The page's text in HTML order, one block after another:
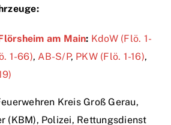
am Main: KdoW (Flö. 1-
1-66),AB-S/P, PKW (Flö. 1-16),
Kreis Groß Gerau,
(KBM), Polizei, Rettungsdienst